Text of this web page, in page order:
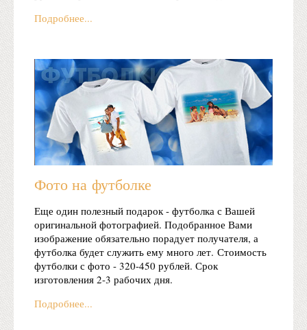
Подробнее...
Фото на футболке
Еще один полезный подарок - футболка с Вашей
оригинальной фотографией. Подобранное Вами
изображение обязательно порадует получателя, а
футболка будет служить ему много лет. Стоимость
футболки с фото - 320-450 рублей. Срок
изготовления 2-3 рабочих дня.
Подробнее...